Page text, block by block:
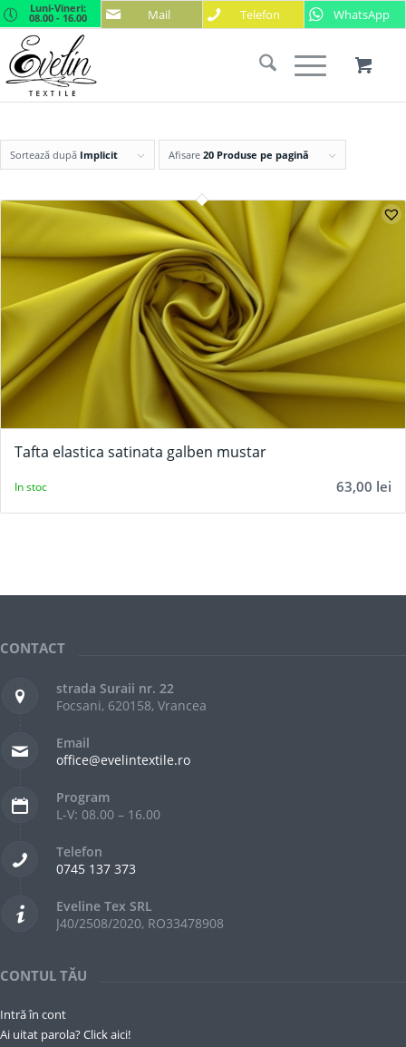
Mail Telefon WhatsApp
Luni-Vineri:
08.00 - 16.00
Sortează după Implicit Afisare 20 Produse pe pagină
Tafta elastica satinata galben mustar
63,00 lei
In stoc
CONTACT
strada Suraii nr. 22
Focsani, 620158, Vrancea
Email
office@evelintextile.ro
Program
L-V: 08.00 – 16.00
Telefon
0745 137 373
Eveline Tex SRL
J40/2508/2020, RO33478908
CONTUL TĂU
Intră în cont
Ai uitat parola? Click aici!